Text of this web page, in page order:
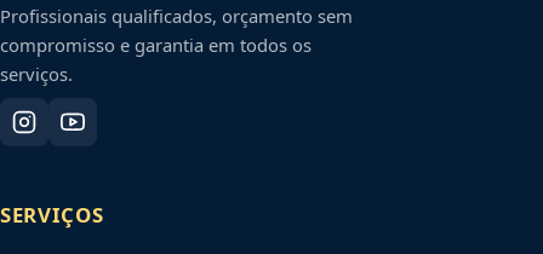
Profissionais qualificados, orçamento sem
compromisso e garantia em todos os
serviços.
SERVIÇOS